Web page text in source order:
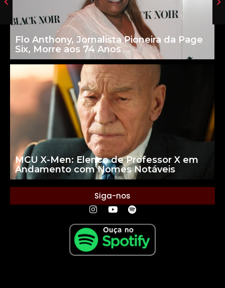
Flo Anthony, Jornalista Pioneira da Page
Six, Morre aos 74 Anos
MCU X-Men: Elenco de Professor X em
Andamento com Nomes Notáveis
Siga-nos